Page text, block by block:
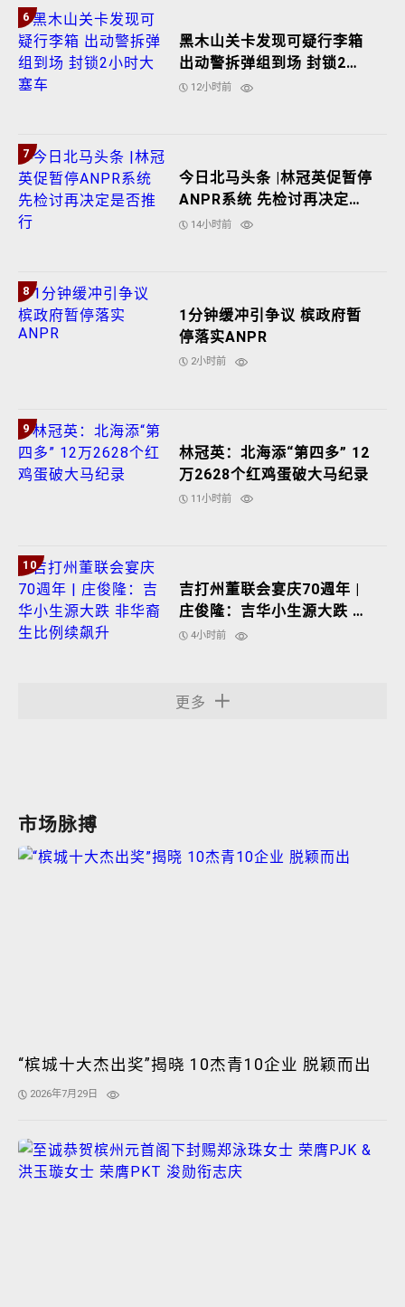
6
黑木山关卡发现可疑行李箱
出动警拆弹组到场 封锁2小
时大塞车
12小时前
7
今日北马头条 |林冠英促暂停
ANPR系统 先检讨再决定是
否推行
14小时前
8
1分钟缓冲引争议 槟政府暂
停落实ANPR
2小时前
9
林冠英：北海添“第四多” 12
万2628个红鸡蛋破大马纪录
11小时前
10
吉打州董联会宴庆70週年 |
庄俊隆：吉华小生源大跌 非
华裔生比例续飙升
4小时前
更多
市场脉搏
“槟城十大杰出奖”揭晓 10杰青10企业 脱颖而出
2026年7月29日